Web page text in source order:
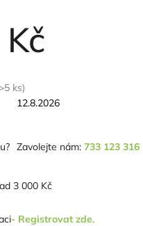
Zavolejte nám:733 123 316
3 000 Kč
- Registrovat zde.
ks)
12.8.2026